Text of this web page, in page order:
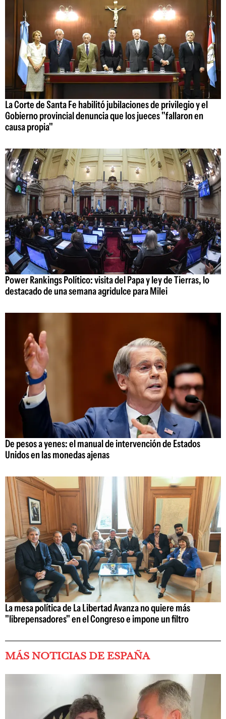
La Corte de Santa Fe habilitó jubilaciones de privilegio y el
Gobierno provincial denuncia que los jueces "fallaron en
causa propia"
Power Rankings Político: visita del Papa y ley de Tierras, lo
destacado de una semana agridulce para Milei
De pesos a yenes: el manual de intervención de Estados
Unidos en las monedas ajenas
La mesa política de La Libertad Avanza no quiere más
"librepensadores" en el Congreso e impone un filtro
MÁS NOTICIAS DE ESPAÑA